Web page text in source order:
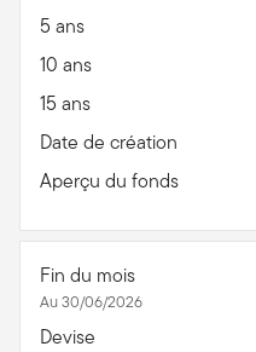
5 ans
10 ans
15 ans
Date de création
Aperçu du fonds
Fin du mois
Au 30/06/2026
Devise